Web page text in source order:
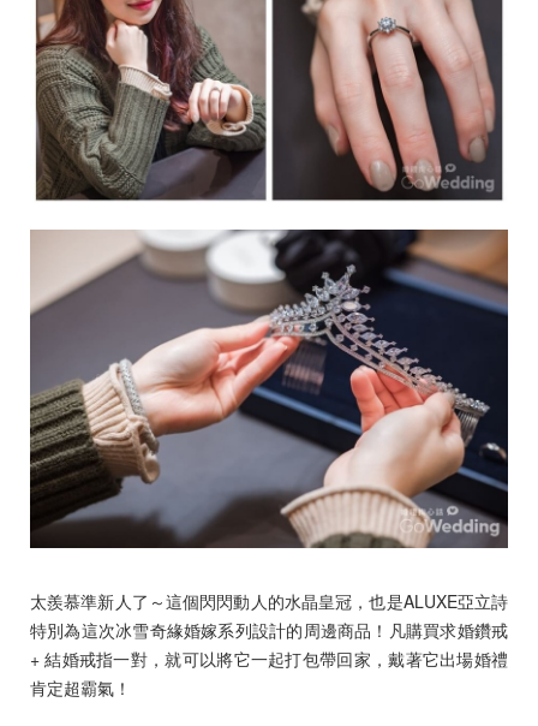
太羨慕準新人了～這個閃閃動人的水晶皇冠，也是ALUXE亞立詩
特別為這次冰雪奇緣婚嫁系列設計的周邊商品！凡購買求婚鑽戒
+ 結婚戒指一對，就可以將它一起打包帶回家，戴著它出場婚禮
肯定超霸氣！